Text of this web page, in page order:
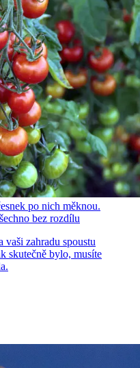
po nich měknou.
bez rozdílu
zahradu spoustu
skutečně bylo, musíte